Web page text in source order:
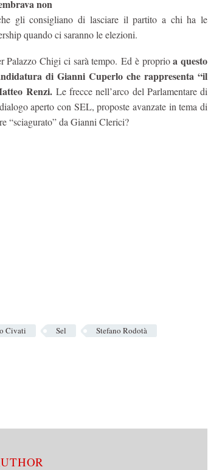
non
gli consigliano di lasciare il partito a chi ha le
quando ci saranno le elezioni.
Palazzo Chigi ci sarà tempo. Ed è proprioa questo
di Gianni Cuperlo che rappresenta “il
Renzi. Le frecce nell’arco del Parlamentare di
aperto con SEL, proposte avanzate in tema di
“sciagurato” da Gianni Clerici?
Civati Sel Stefano Rodotà